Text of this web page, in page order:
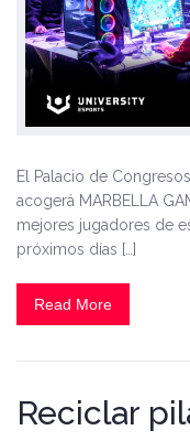
El Palacio de
acogerá MARBELLA
mejores jugadores de
próximos días […]
Read More
Reciclar